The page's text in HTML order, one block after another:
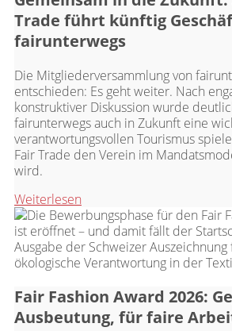
Trade führt künftig
fairunterwegs
Die Mitgliederversammlung von
entschieden: Es geht weiter. Nach
konstruktiver Diskussion wurde
fairunterwegs auch in Zukunft eine
verantwortungsvollen Tourismus
Fair Trade den Verein im
wird.
Weiterlesen
Fair Fashion Award 2026:
Ausbeutung, für faire